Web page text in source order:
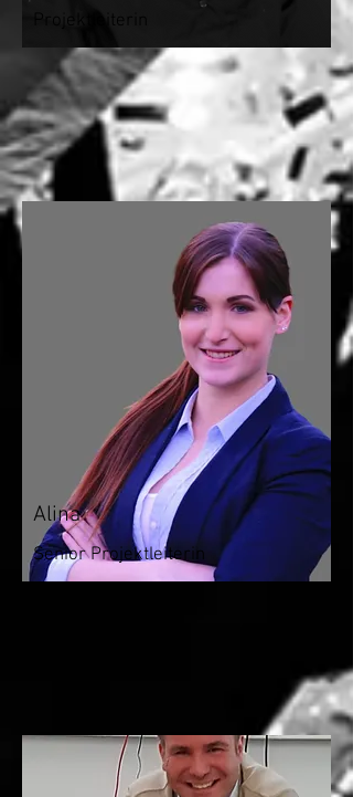
Projektleiterin
Alina
Senior Projektleiterin